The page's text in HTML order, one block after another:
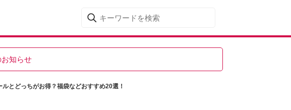
知らせ
とどっちがお得？福袋などおすすめ20選！